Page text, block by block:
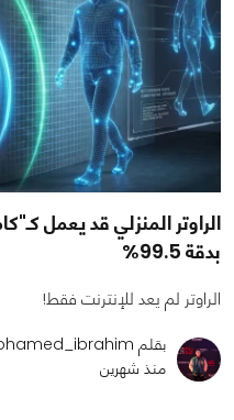
الراوتر المنزلي قد يعمل
بدقة 99.5%
الراوتر لم يعد للإنترنت فقط!
بقلم mohamed_ibrahim
منذ شهرين